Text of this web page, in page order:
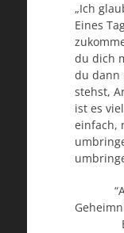
„Ich
Eines
du dich
du dann
stehst,
ist es
einfach,